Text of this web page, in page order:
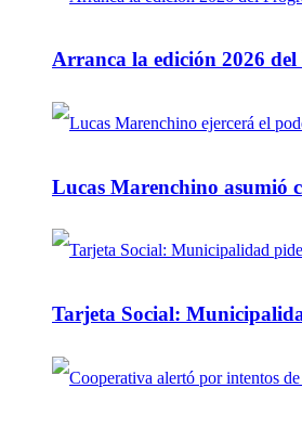
Arranca la edición 2026
Lucas Marenchino asumió
Tarjeta Social: